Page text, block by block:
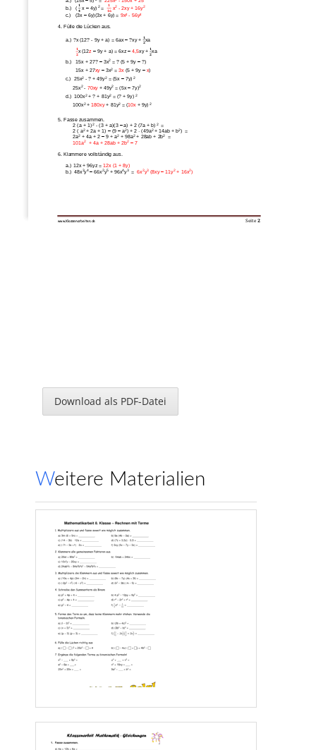
www.Klassenarbeiten.de Seite 2
b.)
( 𝟏
𝟒
x – 4y) 2 = 𝟏
𝟏𝟔
x2 - 2xy + 16y2
c.) (3x – 6y)(3x + 6y) = 9x² - 56y²
4. Fülle die Lücken aus.
a.) ?x (12? - 9y + a) = 6ax – ?xy + 𝟏
𝟐
xa
𝟏
𝟐
x (12z – 9y + a) = 6xz – 4,5xy + 𝟏
𝟐
xa
b.)
15x + 27? – 3x2 = ? (5 + 9y – ?)
15x + 27xy – 3x2 = 3x (5 + 9y – x)
c.) 25x2 - ? + 49y2 = (5x – 7y) 2
25x 2 - 70xy + 49y2 = (5x – 7y)2
d.) 100x 2 + ? + 81y2 = (? + 9y) 2
100x2 + 180xy + 81y2 = (10x + 9y) 2
5. Fasse zusammen.
2 (a + 1) 2 - (3 + a)(3 – a) + 2 (7a + b) 2 =
2 ( a2 + 2a + 1) – (9 – a2) + 2 · (49a2 + 14ab + b2) =
2a2 + 4a + 2 – 9 + a2 + 98a2 + 28ab + 2b2
=
101a2 + 4a + 28ab + 2b2 – 7
6. Klammere vollständig aus.
a.) 12x + 96yz = 12x (1 + 8y)
b.) 48x 3y4 – 66x 2y5 + 96x4y3 = 6x 2y3 (8xy – 11y2 + 16x2)
Download als PDF-Datei
Weitere Materialien